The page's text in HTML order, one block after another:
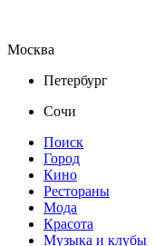
Москва
Петербург
Сочи
Поиск
Город
Кино
Рестораны
Мода
Красота
Музыка и клубы